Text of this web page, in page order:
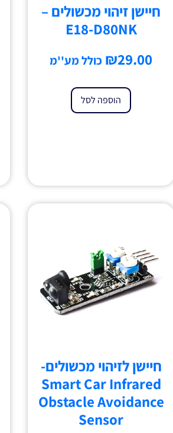
חיישן זיהוי מכשולים –
E18-D80NK
₪29.00 כולל מע''מ
הוספה לסל
חיישן לזיהוי מכשולים-
Smart Car Infrared
Obstacle Avoidance
Sensor